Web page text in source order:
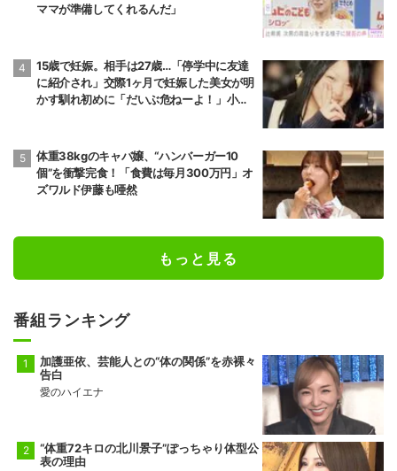
ママが準備してくれるんだ」
15歳で妊娠。相手は27歳…「停学中に友達
に紹介され」交際1ヶ月で妊娠した美女が明
かす馴れ初めに「だいぶ危ねーよ！」小森
体重38kgのキャバ嬢、“ハンバーガー10
個”を衝撃完食！「食費は毎月300万円」オ
ズワルド伊藤も唖然
もっと見る
番組ランキング
加護亜依、芸能人との“体の関係”を赤裸々
告白
愛のハイエナ
“体重72キロの北川景子”ぽっちゃり体型公
表の理由